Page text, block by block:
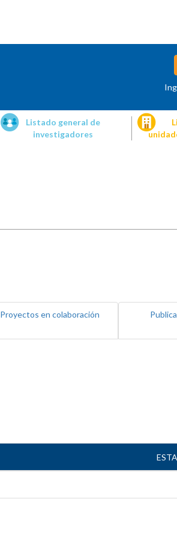
Listado general de
investigadores
Proyectos en colaboración